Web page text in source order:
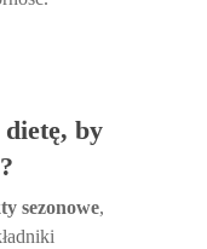
by
sezonowe,